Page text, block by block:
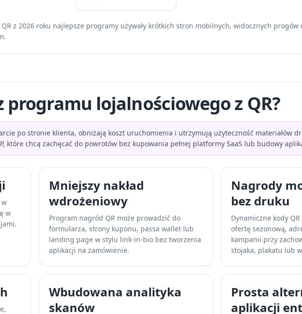
z 2026 roku najlepsze programy używały krótkich stron mobilnych, widocznych
programu lojalnościowego z QR?
po stronie klienta, obniżają koszt uruchomienia i utrzymują użyteczność materiałów
które chcą zachęcać do powrotów bez kupowania pełnej platformy SaaS lub budowy
w
Mniejszy nakład
wdrożeniowy
Program nagród QR może prowadzić do
formularza, strony kuponu, passa wallet lub
landing page w stylu link-in-biobez tworzenia
aplikacji na zamówienie.
Nagrody
bez druku
Dynamiczne kody
ofertę sezonową,
kampanii przy
stojaka, plakatu lub
Wbudowana analityka
skanów
Prosta
aplikacji